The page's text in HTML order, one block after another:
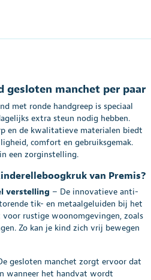
gesloten manchet per paar
met ronde handgreep is speciaal
extra steun nodig hebben.
en de kwalitatieve materialen biedt
comfort en gebruiksgemak.
een zorginstelling.
van Premis?
verstelling – De innovatieve anti-
tik- en metaalgeluiden bij het
rustige woonomgevingen, zoals
Zo kan je kind zich vrij bewegen
gesloten manchet zorgt ervoor dat
wanneer het handvat wordt